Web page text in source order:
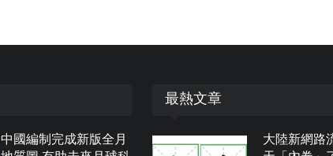
中國編制完成新版全月
最熱文章
大陸新網路